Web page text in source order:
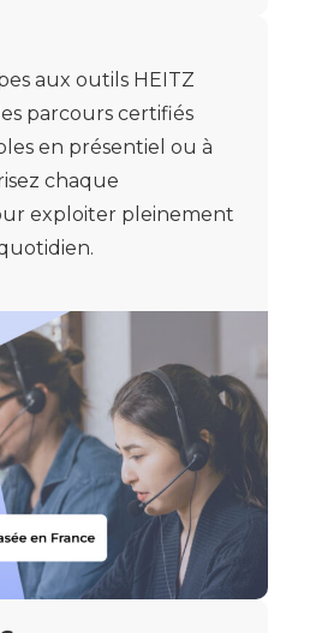
aux outils HEITZ
parcours certifiés
en présentiel ou à
chaque
exploiter pleinement